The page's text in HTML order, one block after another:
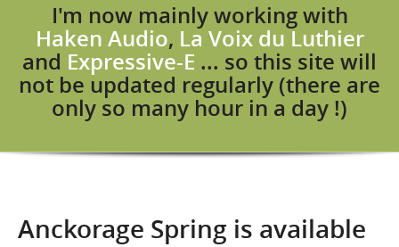
contentI'm now mainly working with
Haken Audio, La Voix du Luthier
and Expressive-E ... so this site will
not be updated regularly (there are
only so many hour in a day !)
Anckorage Spring is available